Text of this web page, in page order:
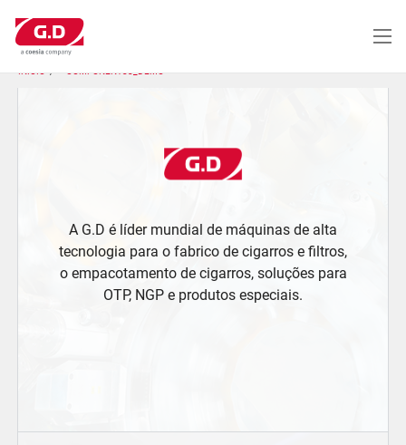
para
principal
INÍCIO COMPONENT33_DEMO
A G.D é líder mundial de máquinas de alta
tecnologia para o fabrico de cigarros e filtros,
o empacotamento de cigarros, soluções para
OTP, NGP e produtos especiais.